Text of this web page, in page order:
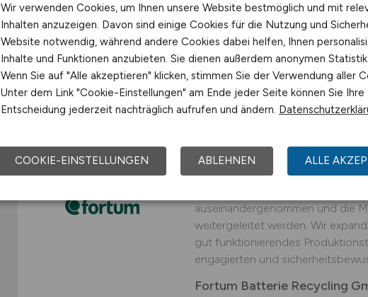
WHEELS Logistics GmbH &
heute Münster
TOP JOB
(w/m/d)
interessanter
An unserem Standort in
Prozessschritt durchgeführt, in
auseinandergenommen und die
weitergeleitet werden. Wir
gut funktionierendes
engagierten und
Fortum Batterie Recycling
Wir verwenden Cookies, um Ihnen unsere Website bestmöglich und mit
Inhalten anzuzeigen. Davon sind einige Cookies für die Nutzung und
Website notwendig, während andere Cookies dabei helfen, Ihnen
Inhalte und Funktionen anzubieten. Sie dienen außerdem anonymen
Wenn Sie auf "Alle akzeptieren" klicken, stimmen Sie der Verwendung aller
Unter dem Link "Cookie-Einstellungen" am Ende jeder Seite können Sie Ihre
Entscheidung jederzeit nachträglich aufrufen und ändern.
COOKIE-EINSTELLUNGEN ABLEHNEN ALLE